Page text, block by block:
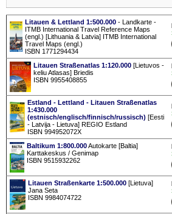
Litauen & Lettland 1:500.000 - Landkarte -
ITMB International Travel Reference Maps
(engl.) [Lithuania & Latvia] ITMB International
Travel Maps (engl.)
ISBN 1771294434
Litauen Straßenatlas 1:120.000 [Lietuvos -
keliu Atlasas] Briedis
ISBN 9955408855
Estland - Lettland - Litauen Straßenatlas
1:430.000
(estnisch/englisch/finnisch/russisch) [Eesti
- Latvija - Lietuva] REGIO Estland
ISBN 994952072X
Baltikum 1:800.000Autokarte [Baltia]
Karttakeskus / Genimap
ISBN 9515932262
Litauen Straßenkarte 1:500.000 [Lietuva]
Jana Seta
ISBN 9984074722